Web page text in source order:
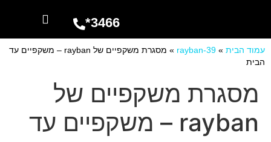
3466*
עמוד הבית »
rayban-39
»
מסגרת משקפיים של rayban – משקפיים עד
הבית
מסגרת משקפיים של
rayban – משקפיים עד